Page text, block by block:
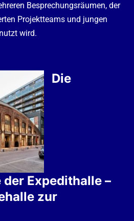
Besprechungsräumen, der
Projektteams und jungen
wird.
Die
Expedithalle –
zur